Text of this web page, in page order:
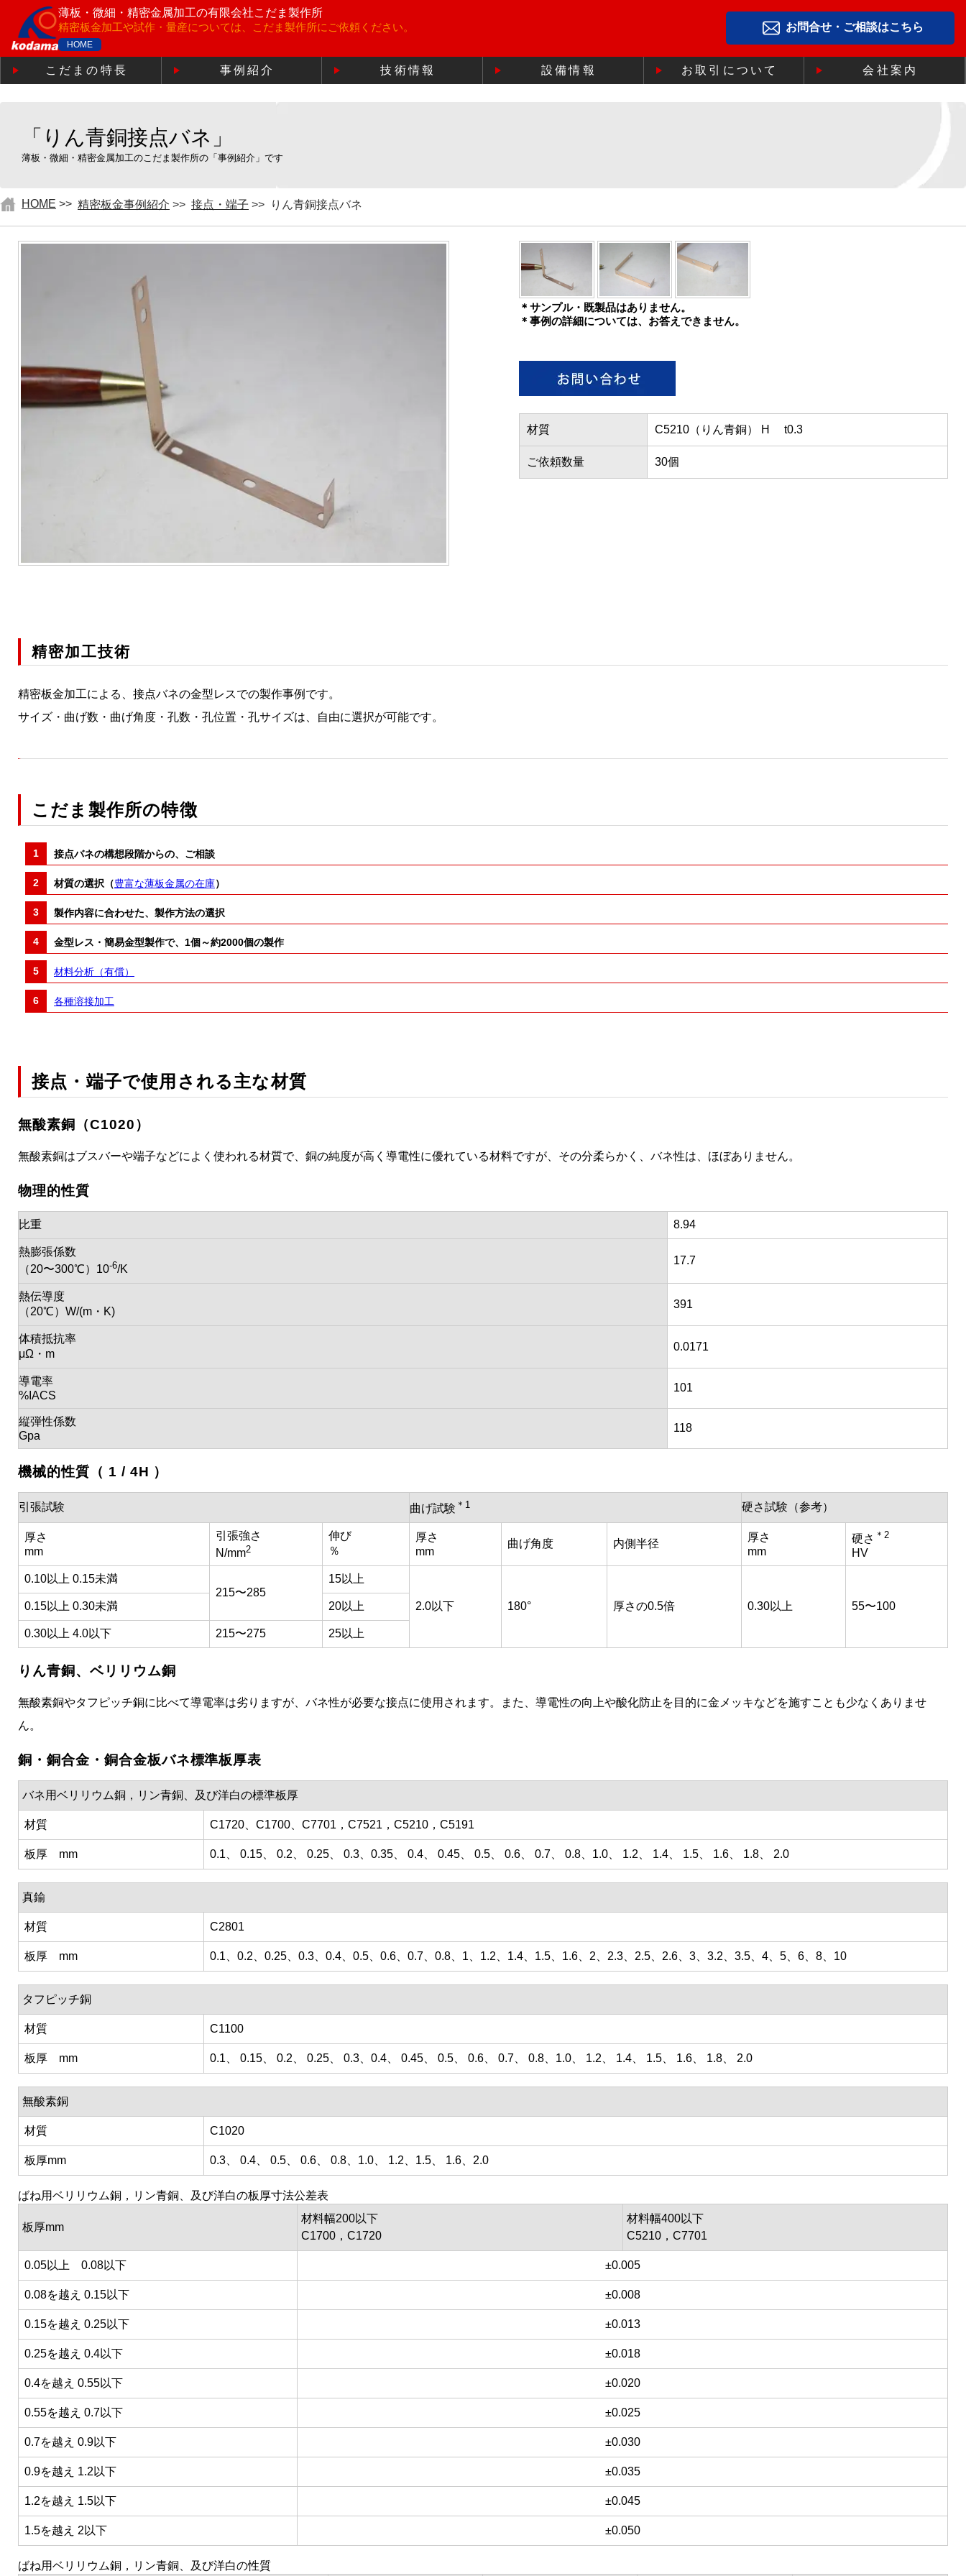
薄板・微細・精密金属加工の有限会社こだま製作所
精密板金加工や試作・量産については、こだま製作所にご依頼ください。
HOME
お問合せ・ご相談はこちら
こだまの特長 事例紹介 技術情報 設備情報 お取引について 会社案内
「りん青銅接点バネ」
薄板・微細・精密金属加工のこだま製作所の「事例紹介」です
HOME >> 精密板金事例紹介 >> 接点・端子 >> りん青銅接点バネ
＊サンプル・既製品はありません。
＊事例の詳細については、お答えできません。
材質 C5210（りん青銅） H t0.3
ご依頼数量 30個
精密加工技術
精密板金加工による、接点バネの金型レスでの製作事例です。
サイズ・曲げ数・曲げ角度・孔数・孔位置・孔サイズは、自由に選択が可能です。
こだま製作所の特徴
接点バネの構想段階からの、ご相談
材質の選択（豊富な薄板金属の在庫）
製作内容に合わせた、製作方法の選択
金型レス・簡易金型製作で、1個～約2000個の製作
材料分析（有償）
各種溶接加工
接点・端子で使用される主な材質
無酸素銅（C1020）
無酸素銅はブスバーや端子などによく使われる材質で、銅の純度が高く導電性に優れている材料ですが、その分柔らかく、バネ性は、ほぼありません。
物理的性質
比重 8.94
熱膨張係数
（20〜300℃）10-6/K
17.7
熱伝導度
（20℃）W/(m・K)
391
体積抵抗率
μΩ・m
0.0171
導電率
%IACS
101
縦弾性係数
Gpa
118
機械的性質（ 1 / 4H ）
引張試験 曲げ試験 ＊1 硬さ試験（参考）
厚さ
mm
引張強さ
N/mm2
伸び
％
厚さ
mm
曲げ角度 内側半径
厚さ
mm
硬さ ＊2
HV
0.10以上 0.15未満
215〜285
15以上
2.0以下 180° 厚さの0.5倍 0.30以上 55〜100
0.15以上 0.30未満 20以上
0.30以上 4.0以下 215〜275 25以上
りん青銅、ベリリウム銅
無酸素銅やタフピッチ銅に比べて導電率は劣りますが、バネ性が必要な接点に使用されます。また、導電性の向上や酸化防止を目的に金メッキなどを施すことも少なくありませ
ん。
銅・銅合金・銅合金板バネ標準板厚表
バネ用ベリリウム銅，リン青銅、及び洋白の標準板厚
材質 C1720、C1700、C7701，C7521，C5210，C5191
板厚 mm 0.1、 0.15、 0.2、 0.25、 0.3、0.35、 0.4、 0.45、 0.5、 0.6、 0.7、 0.8、1.0、 1.2、 1.4、 1.5、 1.6、 1.8、 2.0
真鍮
材質 C2801
板厚 mm 0.1、0.2、0.25、0.3、0.4、0.5、0.6、0.7、0.8、1、1.2、1.4、1.5、1.6、2、2.3、2.5、2.6、3、3.2、3.5、4、5、6、8、10
タフピッチ銅
材質 C1100
板厚 mm 0.1、 0.15、 0.2、 0.25、 0.3、0.4、 0.45、 0.5、 0.6、 0.7、 0.8、1.0、 1.2、 1.4、 1.5、 1.6、 1.8、 2.0
無酸素銅
材質 C1020
板厚mm 0.3、 0.4、 0.5、 0.6、 0.8、1.0、 1.2、1.5、 1.6、2.0
ばね用ベリリウム銅，リン青銅、及び洋白の板厚寸法公差表
板厚mm
材料幅200以下
C1700，C1720
材料幅400以下
C5210，C7701
0.05以上 0.08以下 ±0.005
0.08を越え 0.15以下 ±0.008
0.15を越え 0.25以下 ±0.013
0.25を越え 0.4以下 ±0.018
0.4を越え 0.55以下 ±0.020
0.55を越え 0.7以下 ±0.025
0.7を越え 0.9以下 ±0.030
0.9を越え 1.2以下 ±0.035
1.2を越え 1.5以下 ±0.045
1.5を越え 2以下 ±0.050
ばね用ベリリウム銅，リン青銅、及び洋白の性質